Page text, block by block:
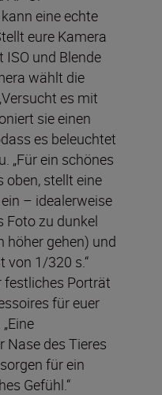
eine echte
eure Kamera
und Blende
wählt die
es mit
sie einen
es beleuchtet
„Für ein schönes
oben, stellt eine
– idealerweise
Foto zu dunkel
höher gehen) und
von 1/320 s.“
festliches Porträt
für euer
Nase des Tieres
für ein
Gefühl.“